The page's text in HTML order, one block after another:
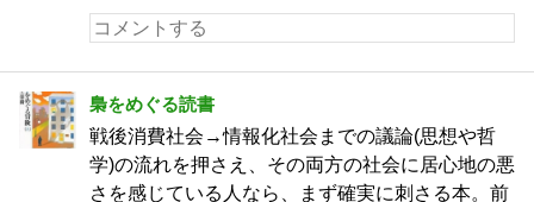
梟をめぐる読書
戦後消費社会→情報化社会までの議論(思想や哲
学)の流れを押さえ、その両方の社会に居心地の悪
さを感じている人なら、まず確実に刺さる本。前